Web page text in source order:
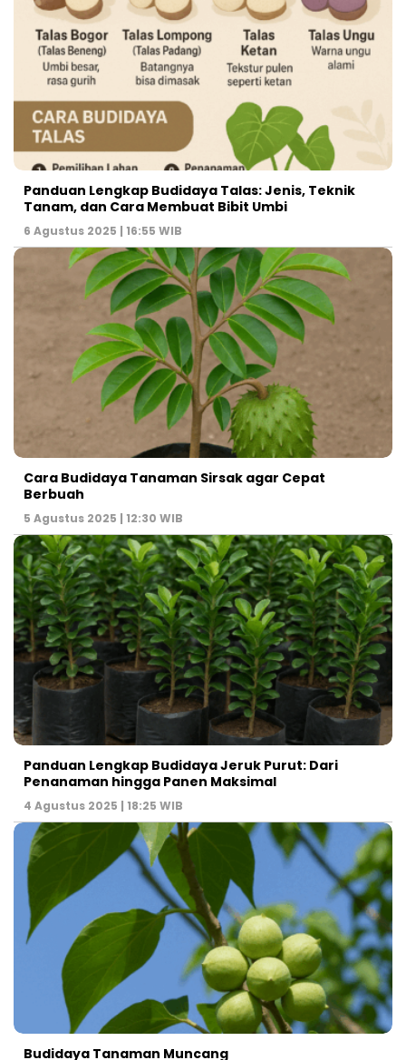
Panduan Lengkap Budidaya Talas: Jenis, Teknik
Tanam, dan Cara Membuat Bibit Umbi
6 Agustus 2025 | 16:55 WIB
Cara Budidaya Tanaman Sirsak agar Cepat
Berbuah
5 Agustus 2025 | 12:30 WIB
Panduan Lengkap Budidaya Jeruk Purut: Dari
Penanaman hingga Panen Maksimal
4 Agustus 2025 | 18:25 WIB
Budidaya Tanaman Muncang